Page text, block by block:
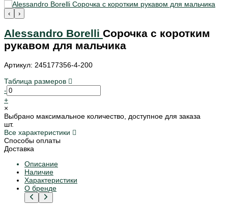
‹ ›
Alessandro Borelli Сорочка с коротким
рукавом для мальчика
Артикул: 245177356-4-200
Таблица размеров
-
+
×
Выбрано максимальное количество, доступное для заказа
шт.
Все характеристики
Способы оплаты
Доставка
Описание
Наличие
Характеристики
О бренде